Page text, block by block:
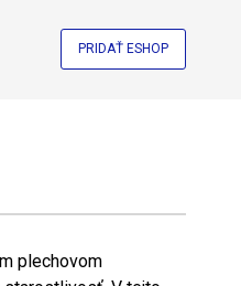
PRIDAŤ ESHOP
plechovom